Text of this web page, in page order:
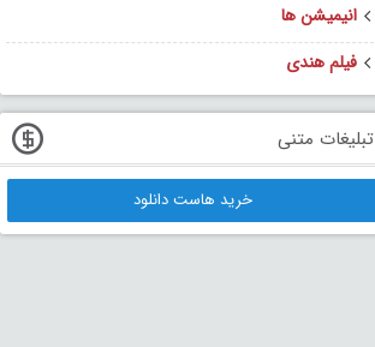
انیمیشن ها
فیلم هندی
تبلیغات متنی
خرید هاست دانلود